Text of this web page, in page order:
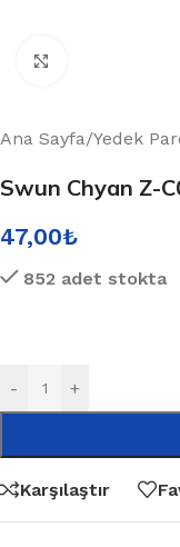
Ana Sayfa/Yedek
Swun Chyan Z-
47,00₺
852 adet stokta
- +
Karşılaştır